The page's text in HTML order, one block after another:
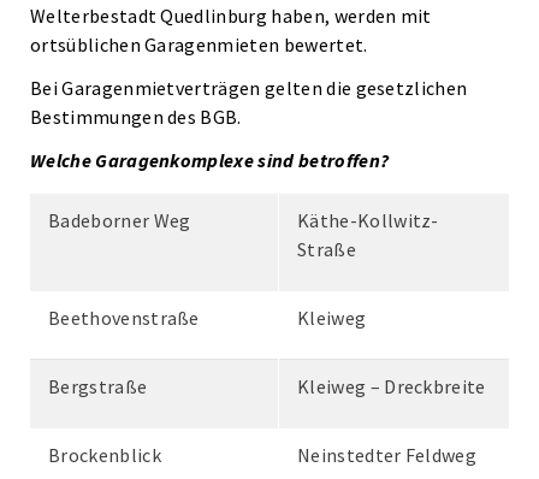
Welterbestadt Quedlinburg haben, werden mit
ortsüblichen Garagenmieten bewertet.
Bei Garagenmietverträgen gelten die gesetzlichen
Bestimmungen des BGB.
Welche Garagenkomplexe sind betroffen?
Badeborner Weg
Käthe-Kollwitz-
Straße
Beethovenstraße Kleiweg
Bergstraße Kleiweg – Dreckbreite
Brockenblick Neinstedter Feldweg